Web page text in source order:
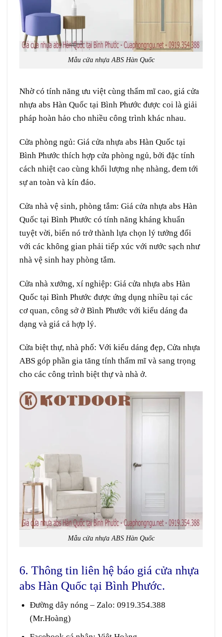
Mẫu cửa nhựa ABS Hàn Quốc
Nhờ có tính năng ưu việt cùng thẩm mĩ cao, giá cửa
nhựa abs Hàn Quốc tại Bình Phước được coi là giải
pháp hoàn hảo cho nhiều công trình khác nhau.
Cửa phòng ngủ: Giá cửa nhựa abs Hàn Quốc tại
Bình Phước thích hợp cửa phòng ngủ, bởi đặc tính
cách nhiệt cao cùng khối lượng nhẹ nhàng, đem tới
sự an toàn và kín đáo.
Cửa nhà vệ sinh, phòng tắm: Giá cửa nhựa abs Hàn
Quốc tại Bình Phước có tính năng kháng khuẩn
tuyệt vời, biến nó trở thành lựa chọn lý tưởng đối
với các không gian phải tiếp xúc với nước sạch như
nhà vệ sinh hay phòng tắm.
Cửa nhà xưởng, xí nghiệp: Giá cửa nhựa abs Hàn
Quốc tại Bình Phước được ứng dụng nhiều tại các
cơ quan, công sở ở Bình Phước với kiểu dáng đa
dạng và giá cả hợp lý.
Cửa biệt thự, nhà phố: Với kiểu dáng đẹp, Cửa nhựa
ABS góp phần gia tăng tính thẩm mĩ và sang trọng
cho các công trình biệt thự và nhà ở.
Mẫu cửa nhựa ABS Hàn Quốc
6. Thông tin liên hệ báo giá cửa nhựa
abs Hàn Quốc tại Bình Phước.
Đường dây nóng – Zalo: 0919.354.388
(Mr.Hoàng)